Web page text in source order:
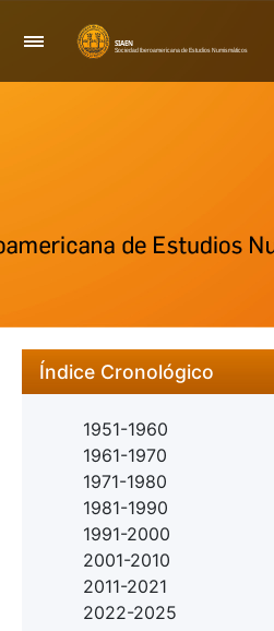
Nabigazioa
Erakutsi/Ezkutatu
Índice Cronológico
1951-1960
1961-1970
1971-1980
1981-1990
1991-2000
2001-2010
2011-2021
2022-2025